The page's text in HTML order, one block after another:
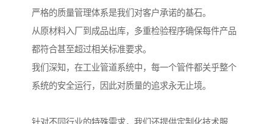
严格的质量管理体系是我们对客户承诺的基石。
从原材料入厂到成品出库，多重检验程序确保每件产品
都符合甚至超过相关标准要求。
我们深知，在工业管道系统中，每一个管件都关乎整个
系统的安全运行，因此对质量的追求永无止境。